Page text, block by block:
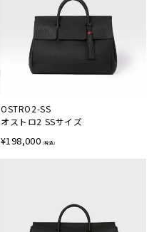
OSTRO2-SS
オストロ2 SSサイズ
¥198,000